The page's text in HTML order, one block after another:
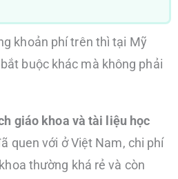
khoản phí trên thì tại Mỹ
buộc khác mà không phải
giáo khoa và tài liệu học
quen với ở Việt Nam, chi phí
thường khá rẻ và còn